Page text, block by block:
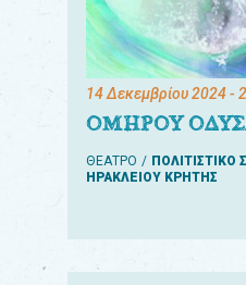
14 Δεκεμβρίου 2024-
ΟΜΗΡΟΥ
ΘΕΑΤΡΟ
ΗΡΑΚΛΕΙΟΥ ΚΡΗΤΗΣ